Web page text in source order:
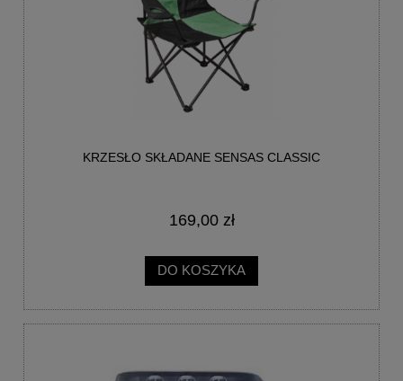
KRZESŁO SKŁADANE SENSAS CLASSIC
169,00 zł
DO KOSZYKA